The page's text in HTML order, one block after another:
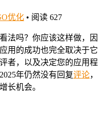
优化 • 阅读 627
法吗？你应该这样做，因
用的成功也完全取决于它
者，以及决定您的应用程
年仍然没有回复评论，
长机会。